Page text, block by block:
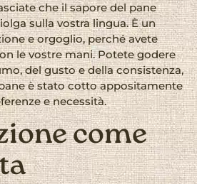
che il sapore del pane
sulla vostra lingua. È un
e orgoglio, perché avete
le vostre mani. Potete godere
del gusto e della consistenza,
è stato cotto appositamente
e necessità.
come